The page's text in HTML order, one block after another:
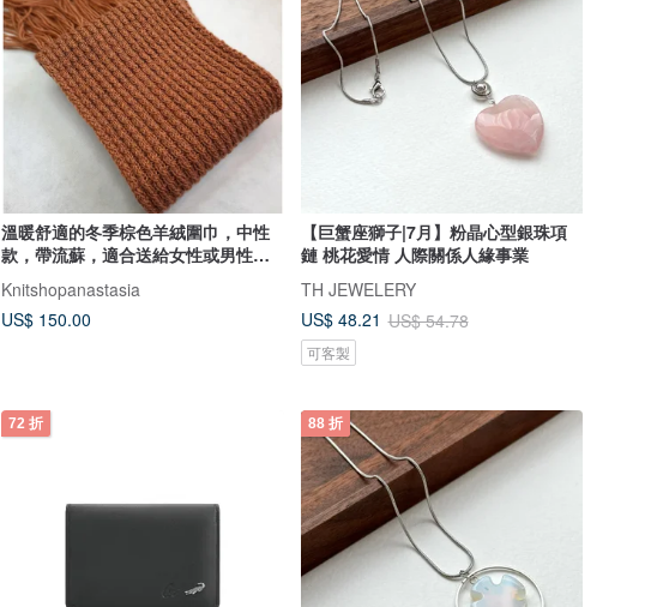
溫暖舒適的冬季棕色羊絨圍巾，中性
款，帶流蘇，適合送給女性或男性的
Knitshopanastasia
US$ 150.00
【巨蟹座獅子|7月】粉晶心型銀珠項
鏈 桃花愛情 人際關係人緣事業
TH JEWELERY
US$ 48.21 US$ 54.78
可客製
72 折 88 折